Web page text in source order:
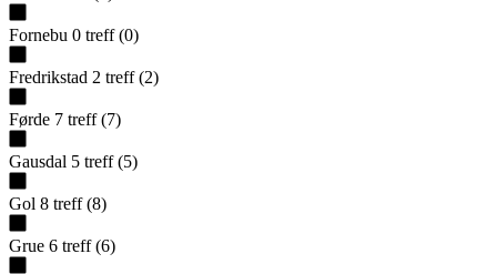
Fornebu 0 treff (0)
Fredrikstad 2 treff (2)
Førde 7 treff (7)
Gausdal 5 treff (5)
Gol 8 treff (8)
Grue 6 treff (6)